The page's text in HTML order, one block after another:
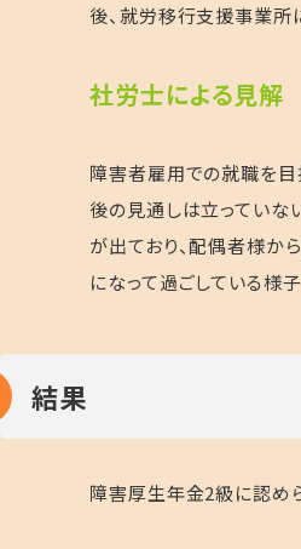
後、就労移行支援事業所
社労士による見解
障害者雇用での就職を目
後の見通しは立っていな
が出ており、配偶者様か
になって過ごしている様
結果
障害厚生年金2級に認め